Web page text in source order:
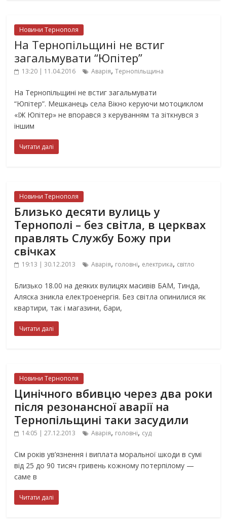
Новини Тернополя
На Тернопільщині не встиг
загальмувати “Юпітер”
13:20 | 11.04.2016 Аварія,Тернопільщина
На Тернопільщині не встиг загальмувати
“Юпітер”. Мешканець села Вікно керуючи мотоциклом
«ІЖ Юпітер» не впорався з керуванням та зіткнувся з
іншим
Читати далі
Новини Тернополя
Близько десяти вулиць у
Тернополі – без світла, в церквах
правлять Службу Божу при
свічках
19:13 | 30.12.2013 Аварія, головні, електрика, світло
Близько 18.00 на деяких вулицях масивів БАМ, Тинда,
Аляска зникла електроенергія. Без світла опинилися як
квартири, так і магазини, бари,
Читати далі
Новини Тернополя
Цинічного вбивцю через два роки
після резонансної аварії на
Тернопільщині таки засудили
14:05 | 27.12.2013 Аварія, головні, суд
Сім років ув’язнення і виплата моральної шкоди в сумі
від 25 до 90 тисяч гривень кожному потерпілому —
саме в
Читати далі